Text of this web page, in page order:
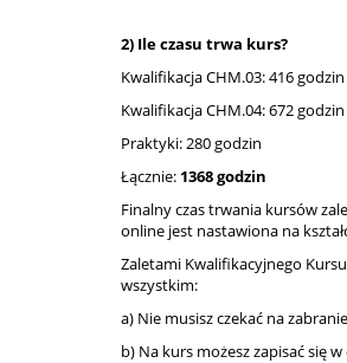
2) Ile czasu trwa kurs?
Kwalifikacja CHM.03: 416 godzin
Kwalifikacja CHM.04: 672 godzin
Praktyki: 280 godzin
Łącznie: 1368 godzin
Finalny czas trwania kursów
online jest nastawiona na
Zaletami Kwalifikacyjnego
wszystkim:
a) Nie musisz czekać na
b) Na kurs możesz zapisać się